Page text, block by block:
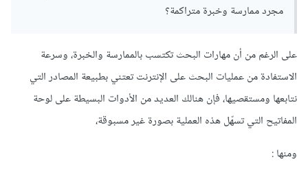
مجرد ممارسة وخبرة متراكمة؟
على الرغم من أن مهارات البحث تكتسب بالممارسة والخبرة، وسرعة
الاستفادة من عمليات البحث على الإنترنت تعتني بطبيعة المصادر التي
نتابعها ومستقصيها، فإن هنالك العديد من الأدوات البسيطة على لوحة
المفاتيح التي تسهّل هذه العملية بصورة غير مسبوقة،
ومنها